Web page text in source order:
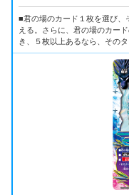
■君の場のカード１枚を選び、
える。さらに、君の場のカー
き、５枚以上あるなら、その